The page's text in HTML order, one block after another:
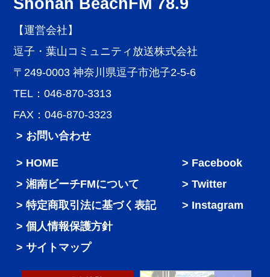
【運営会社】
逗子・葉山コミュニティ放送株式会社
〒249-0003 神奈川県逗子市池子2-5-6
TEL：046-870-3313
FAX：046-870-3323
> お問い合わせ
HOME
湘南ビーチFMについて
特定商取引法に基づく表記
個人情報保護方針
サイトマップ
Facebook
Twitter
Instagram